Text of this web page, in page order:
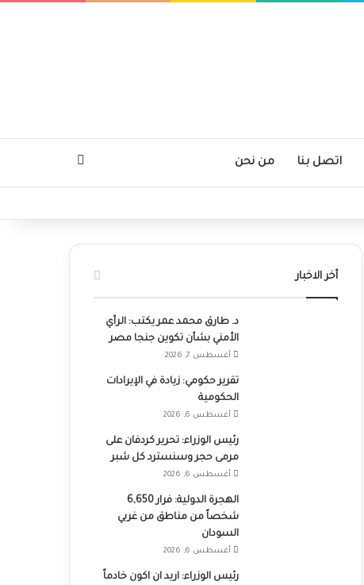
اتصل بنا من نحن
أخر الاخبار
د. طارق محمد عمر يكتب: الرأي
الأمني بشأن تكوين جنجا مصر
أغسطس 7, 2026
تقرير حكومي: زيادة في الإيرادات
الحكومية
أغسطس 6, 2026
رئيس الوزراء: تحرير كردفان على
مرمى حجر وسنسترد كل شبر
أغسطس 6, 2026
الهجرة الدولية: فرار 6,650
شخصاً من مناطق من غربي
السودان
أغسطس 6, 2026
رئيس الوزراء: اريد ان اكون خادماً